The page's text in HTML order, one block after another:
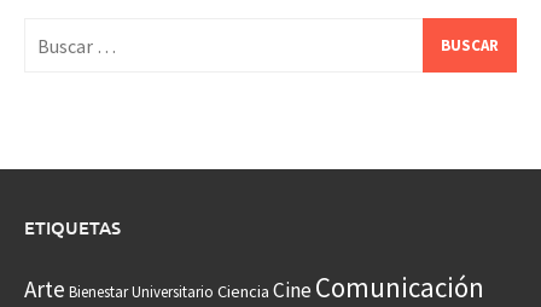
ETIQUETAS
Arte Bienestar Universitario Ciencia CineComunicación